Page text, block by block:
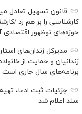
قانون تسهیل تعادل
کارشناسی را بر هم زد /
حوزه‌های نوظهور
مدیرکل زندان‌های
زندانیان و حمایت از
برنامه‌های سال جاری است
سند اعلام شد